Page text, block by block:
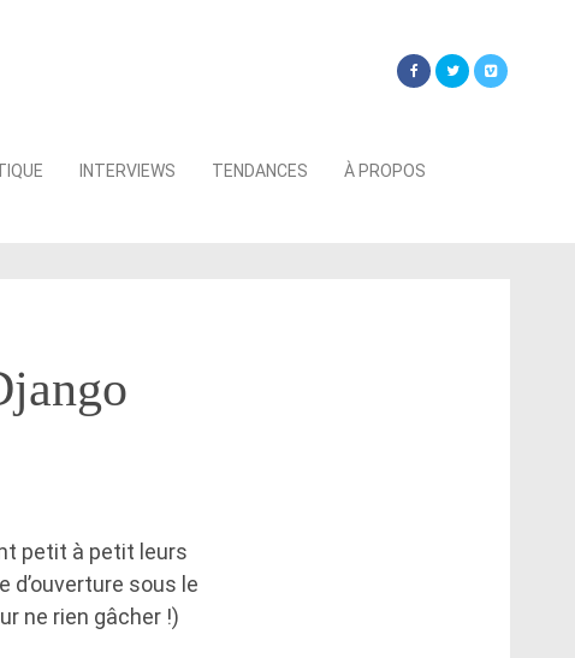
INTERVIEWS TENDANCES À PROPOS
petit à petit leurs
d’ouverture sous le
ne rien gâcher !)